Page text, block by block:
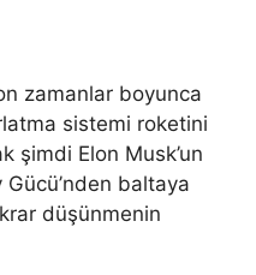
zamanlar boyunca
sistemi roketini
şimdi Elon Musk’un
baltaya
düşünmenin